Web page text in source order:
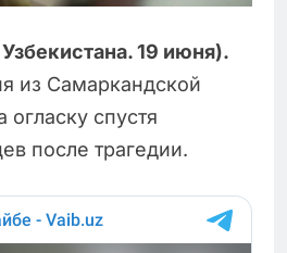
19 июня).
из Самаркандской
огласку спустя
после трагедии.